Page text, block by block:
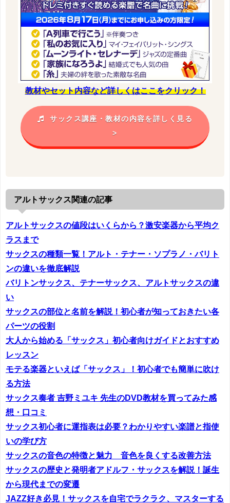
教材やセット内容など詳しくはここをクリック！
サックス講座・教材の内容を詳しく見る
>
アルトサックス関連の記事
アルトサックスの値段はいくらから？激安楽器から平均ク
ラスまで
サックスの種類一覧！アルト・テナー・ソプラノ・バリト
ンの違いを徹底解説
バリトンサックス、テナーサックス、アルトサックスの違
い
サックスの部位と名前を解説！初心者が知っておきたい各
パーツの役割
大人から始める「サックス」初心者向けガイドとおすすめ
レッスン
モテる楽器といえば「サックス」！初心者でも簡単に吹け
る方法
サックス奏者 吉野ミユキ 先生のDVD教材を買ってみた感
想・口コミ
サックス初心者に運指表は必要？わかりやすい楽譜と指使
いの学び方
サックスの音色の特徴と魅力 音色を良くする改善方法
サックスの歴史と発明者アドルフ・サックスを解説！誕生
から現代までの変遷
JAZZ好き必見！サックスを自宅でラクラク、マスターする